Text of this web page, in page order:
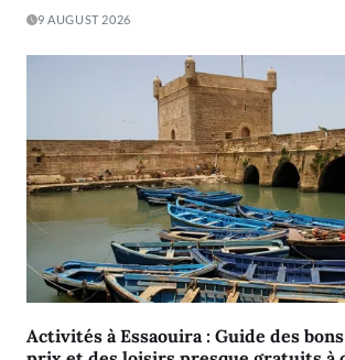
9 AUGUST 2026
Activités à Essaouira : Guide des